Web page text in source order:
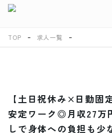
TOP 求人一覧
【土日祝休み×日勤固
安定ワーク◎月収27万
しで身体への負担も